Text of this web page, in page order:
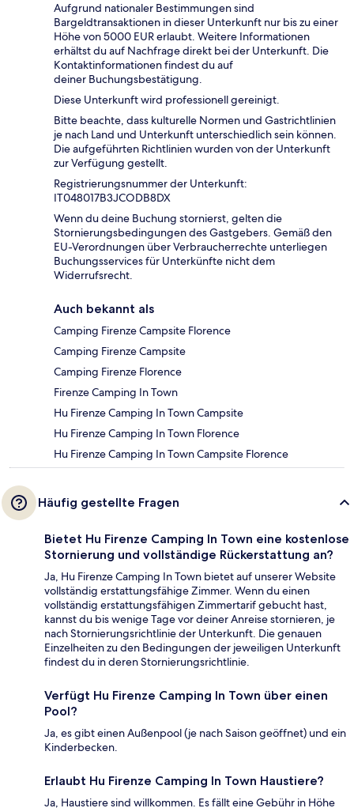
Aufgrund nationaler Bestimmungen sind
Bargeldtransaktionen in dieser Unterkunft nur bis zu einer
Höhe von 5000 EUR erlaubt. Weitere Informationen
erhältst du auf Nachfrage direkt bei der Unterkunft. Die
Kontaktinformationen findest du auf
deiner Buchungsbestätigung.
Diese Unterkunft wird professionell gereinigt.
Bitte beachte, dass kulturelle Normen und Gastrichtlinien
je nach Land und Unterkunft unterschiedlich sein können.
Die aufgeführten Richtlinien wurden von der Unterkunft
zur Verfügung gestellt.
Registrierungsnummer der Unterkunft:
IT048017B3JCODB8DX
Wenn du deine Buchung stornierst, gelten die
Stornierungsbedingungen des Gastgebers. Gemäß den
EU-Verordnungen über Verbraucherrechte unterliegen
Buchungsservices für Unterkünfte nicht dem
Widerrufsrecht.
Auch bekannt als
Camping Firenze Campsite Florence
Camping Firenze Campsite
Camping Firenze Florence
Firenze Camping In Town
Hu Firenze Camping In Town Campsite
Hu Firenze Camping In Town Florence
Hu Firenze Camping In Town Campsite Florence
Häufig gestellte Fragen
Bietet Hu Firenze Camping In Town eine kostenlose
Stornierung und vollständige Rückerstattung an?
Ja, Hu Firenze Camping In Town bietet auf unserer Website
vollständig erstattungsfähige Zimmer. Wenn du einen
vollständig erstattungsfähigen Zimmertarif gebucht hast,
kannst du bis wenige Tage vor deiner Anreise stornieren, je
nach Stornierungsrichtlinie der Unterkunft. Die genauen
Einzelheiten zu den Bedingungen der jeweiligen Unterkunft
findest du in deren Stornierungsrichtlinie.
Verfügt Hu Firenze Camping In Town über einen
Pool?
Ja, es gibt einen Außenpool (je nach Saison geöffnet) und ein
Kinderbecken.
Erlaubt Hu Firenze Camping In Town Haustiere?
Ja, Haustiere sind willkommen. Es fällt eine Gebühr in Höhe